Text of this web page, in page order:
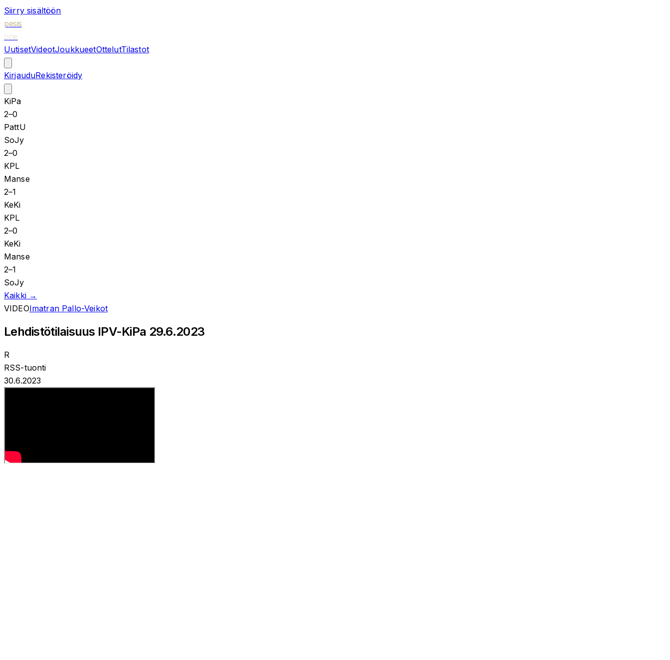
Siirry sisältöön
pesis
one
UutisetVideotJoukkueetOttelutTilastot
KirjauduRekisteröidy
KiPa
2–0
PattU
SoJy
2–0
KPL
Manse
2–1
KeKi
KPL
2–0
KeKi
Manse
2–1
SoJy
Kaikki →
VIDEOImatran Pallo-Veikot
Lehdistötilaisuus IPV-KiPa 29.6.2023
R
RSS-tuonti
30.6.2023